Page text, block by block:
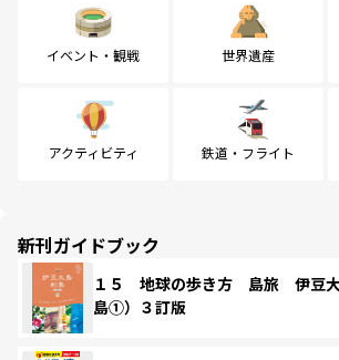
イベント・観戦 世界遺産
アクティビティ 鉄道・フライト
新刊ガイドブック
１５ 地球の歩き方 島旅 伊豆
島①）３訂版